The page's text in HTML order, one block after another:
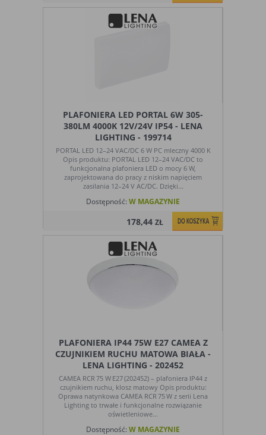
PLAFONIERA LED PORTAL 6W 305-
380LM 4000K 12V/24V IP54 - LENA
LIGHTING - 199714
PORTAL LED 12–24 VAC/DC 6 W PC mleczny 4000 K
Opis produktu: PORTAL LED 12–24 VAC/DC to
funkcjonalna plafoniera LED o mocy 6 W,
zaprojektowana do pracy z niskim napięciem
zasilania 12–24 V AC/DC. Dzięki...
Dostępność: W MAGAZYNIE
178,44ZŁ
PLAFONIERA IP44 75W E27 CAMEA Z
CZUJNIKIEM RUCHU MATOWA BIAŁA -
LENA LIGHTING - 202452
CAMEA RCR 75 W E27 (202452) – plafoniera IP44 z
czujnikiem ruchu, klosz matowy Opis produktu:
Oprawa natynkowa CAMEA RCR 75 W z serii Lena
Lighting to trwałe i funkcjonalne rozwiązanie
oświetleniowe...
Dostępność: W MAGAZYNIE